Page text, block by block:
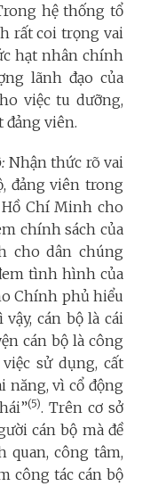
hệ thống tổ
rất coi trọng vai
hạt nhân chính
lãnh đạo của
việc tu dưỡng,
đảng viên.
Nhận thức rõ vai
đảng viên trong
Chí Minh cho
chính sách của
cho dân chúng
tình hình của
Chính phủ hiểu
cán bộ là cái
cán bộ là công
sử dụng, cất
năng, vì cổ động
(5). Trên cơ sở
cán bộ mà đề
quan, công tâm,
công tác cán bộ